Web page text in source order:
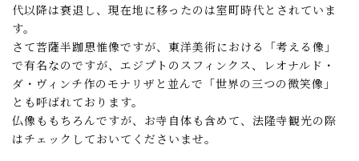
代以降は衰退し、現在地に移ったのは室町時代とされていま
す。
さて菩薩半跏思惟像ですが、東洋美術における「考える像」
で有名なのですが、エジプトのスフィンクス、レオナルド・
ダ・ヴィンチ作のモナリザと並んで「世界の三つの微笑像」
とも呼ばれております。
仏像ももちろんですが、お寺自体も含めて、法隆寺観光の際
はチェックしておいてくださいませ。